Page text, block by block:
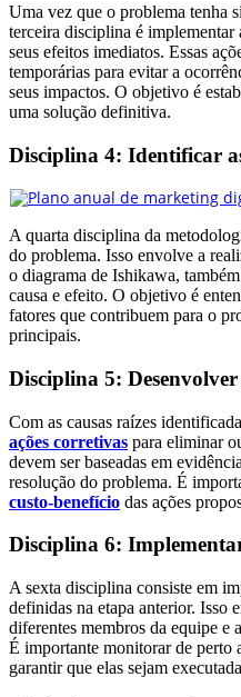
Uma vez que o problema tenha
terceira disciplina é implementar
seus efeitos imediatos. Essas
temporárias para evitar a
seus impactos. O objetivo é
uma solução definitiva.
Disciplina 4: Identificar
A quarta disciplina da
do problema. Isso envolve a
o diagrama de Ishikawa,
causa e efeito. O objetivo é
fatores que contribuem para o
principais.
Disciplina 5:
Com as causas raízes
ações corretivas para eliminar
devem ser baseadas em
resolução do problema. É
custo-benefício das ações
Disciplina 6:
A sexta disciplina consiste em
definidas na etapa anterior. Isso
diferentes membros da equipe e
É importante monitorar de perto
garantir que elas sejam